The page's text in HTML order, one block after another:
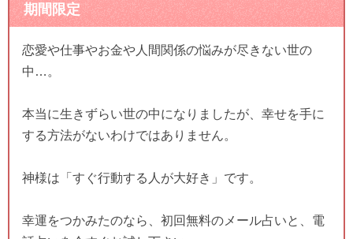
期間限定
恋愛や仕事やお金や人間関係の悩みが尽きない世の
中…。
本当に生きずらい世の中になりましたが、幸せを手に
する方法がないわけではありません。
神様は「すぐ行動する人が大好き」です。
幸運をつかみたのなら、初回無料のメール占いと、電